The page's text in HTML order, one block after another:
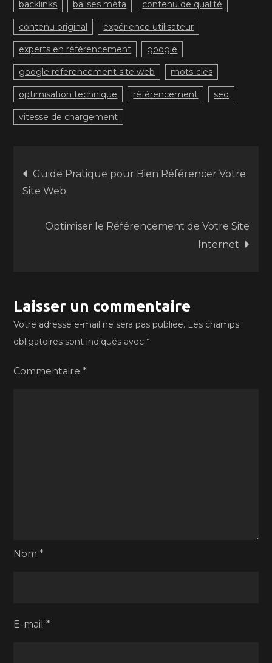
backlinks balises méta contenu de qualité
contenu original expérience utilisateur
experts en référencement google
google referencement site web mots-clés
optimisation technique référencement seo
vitesse de chargement
Navigation
de
l’article
Guide Pratique pour Bien Référencer Votre
Site Web
Optimiser le Référencement de Votre Site
Internet
Laisser un commentaire
Votre adresse e-mail ne sera pas publiée. Les champs
obligatoires sont indiqués avec*
Commentaire*
Nom*
E-mail*